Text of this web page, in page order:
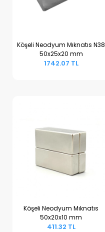
Sepete Ekle
Köşeli Neodyum Mıknatıs N38
50x25x20 mm
1742.07 TL
Sepete Ekle
Köşeli Neodyum Mıknatıs
50x20x10 mm
411.32 TL